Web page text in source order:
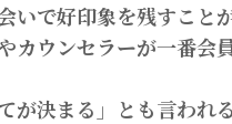
いで好印象を残すことが
カウンセラーが一番会
が決まる」とも言わ